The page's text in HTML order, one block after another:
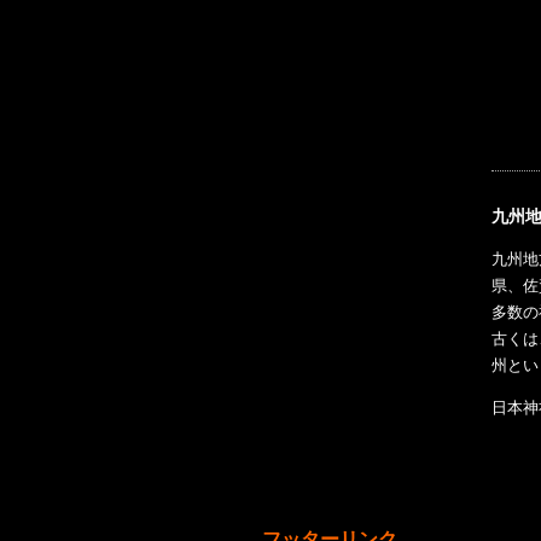
九州
九州
県、
多数
古く
州と
日本